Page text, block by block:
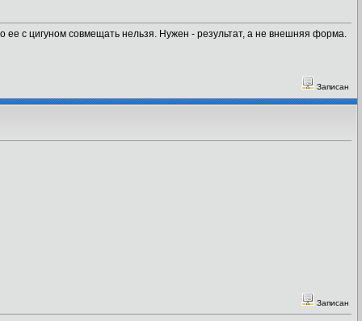
ее с цигуном совмещать нельзя. Нужен - результат, а не внешняя форма.
Записан
Записан